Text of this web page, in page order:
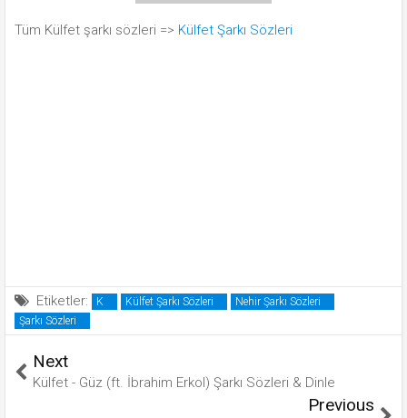
Tüm Külfet şarkı sözleri => Külfet Şarkı Sözleri
Etiketler: K Külfet Şarkı Sözleri
Nehir Şarkı Sözleri
Şarkı Sözleri
Next
Külfet - Güz (ft. İbrahim Erkol) Şarkı Sözleri & Dinle
Previous